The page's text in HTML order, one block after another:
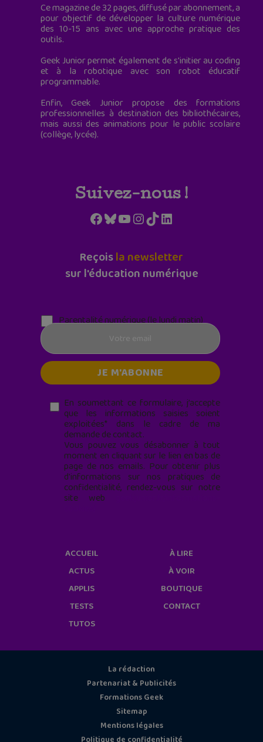
Ce magazine de 32 pages, diffusé par abonnement, a
pour objectif de développer la culture numérique
des 10-15 ans avec une approche pratique des
outils.
Geek Junior permet également de s'initier au coding
et à la robotique avec son robot éducatif
programmable.
Enfin, Geek Junior propose des formations
professionnelles à destination des bibliothécaires,
mais aussi des animations pour le public scolaire
(collège, lycée).
Suivez-nous !
Facebook
Bluesky
YouTube
Instagram
TikTokLinkedIn
Reçoisla newsletter
sur l'éducation numérique
Parentalité numérique (le lundi matin)
En soumettant ce formulaire, j’accepte
que les informations saisies soient
exploitées* dans le cadre de ma
demande de contact.
Vous pouvez vous désabonner à tout
moment en cliquant sur le lien en bas de
page de nos emails. Pour obtenir plus
d'informations sur nos pratiques de
confidentialité, rendez-vous sur notre
site web
ACCUEIL
ACTUS
APPLIS
TESTS
TUTOS
À LIRE
À VOIR
BOUTIQUE
CONTACT
La rédaction
Partenariat & Publicités
Formations Geek
Sitemap
Mentions légales